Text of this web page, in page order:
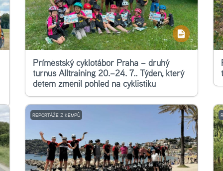
Příměstský cyklotábor Praha – druhý
turnus Alltraining 20.–24. 7.. Týden, který
dětem změnil pohled na cyklistiku
REPORTÁŽE Z KEMPŮ